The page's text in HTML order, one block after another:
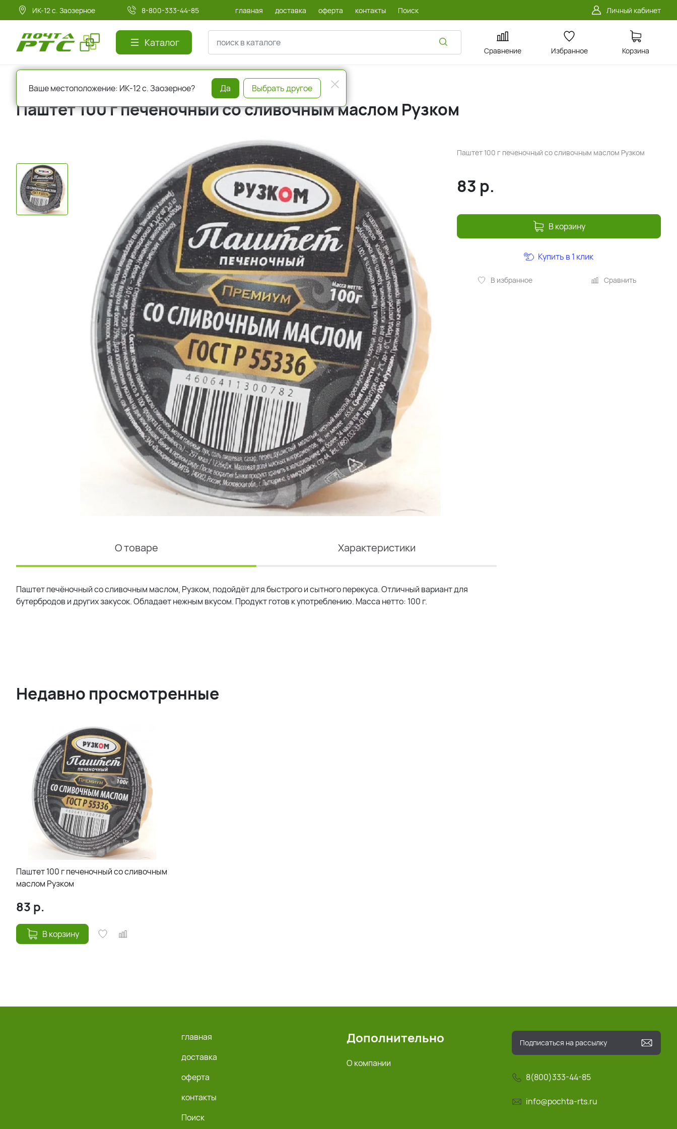
ИК-12 с. Заозерное 8-800-333-44-85 главная доставка оферта контакты Поиск Личный кабинет
Каталог
Сравнение Избранное Корзина
Паштет 100 г печеночный со сливочным маслом Рузком
Паштет 100 г печеночный со сливочным маслом Рузком
83 р.
В корзину
В избранное Сравнить
Купить в 1 клик
О товаре Характеристики
Паштет печёночный со сливочным маслом, Рузком, подойдёт для быстрого и сытного перекуса. Отличный вариант для
бутербродов и других закусок. Обладает нежным вкусом. Продукт готов к употреблению. Масса нетто: 100 г.
Недавно просмотренные
Паштет 100 г печеночный со сливочным
маслом Рузком
83 р.
В корзину
8(800)333-44-85
info@pochta-rts.ru
главная
доставка
оферта
контакты
Поиск
Дополнительно
О компании
Ваше местоположение: ИК-12 с. Заозерное? Да Выбрать другое